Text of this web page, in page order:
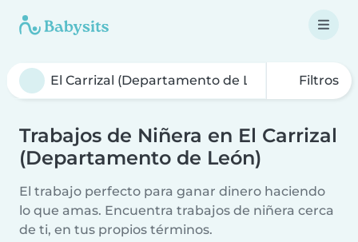
Filtros
Trabajos de Niñera en El Carrizal
(Departamento de León)
El trabajo perfecto para ganar dinero haciendo
lo que amas. Encuentra trabajos de niñera cerca
de ti, en tus propios términos.